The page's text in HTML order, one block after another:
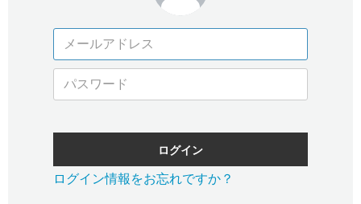
ログイン
ログイン情報をお忘れですか？